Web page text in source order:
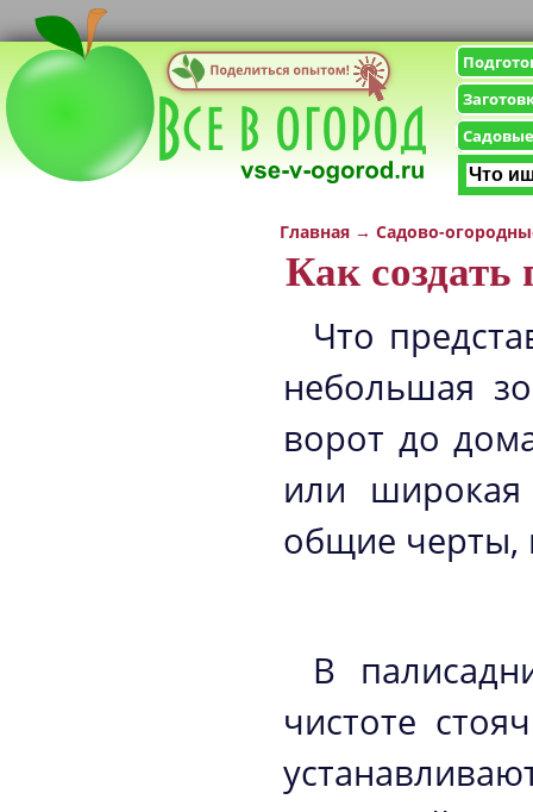
Главная → Садово-
Как создать
Что
небольшая
ворот до
или широкая
общие черты,
В
чистоте